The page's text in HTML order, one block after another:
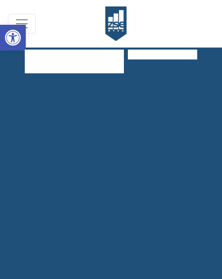
Open toolbar